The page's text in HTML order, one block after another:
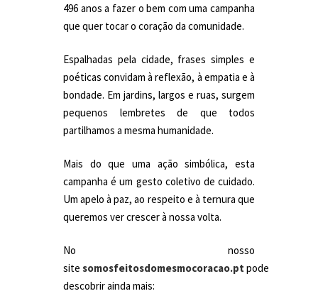
496 anos a fazer o bem com uma campanha
que quer tocar o coração da comunidade.
Espalhadas pela cidade, frases simples e
poéticas convidam à reflexão, à empatia e à
bondade. Em jardins, largos e ruas, surgem
pequenos lembretes de que todos
partilhamos a mesma humanidade.
Mais do que uma ação simbólica, esta
campanha é um gesto coletivo de cuidado.
Um apelo à paz, ao respeito e à ternura que
queremos ver crescer à nossa volta.
No nosso
site somosfeitosdomesmocoracao.pt pode
descobrir ainda mais: